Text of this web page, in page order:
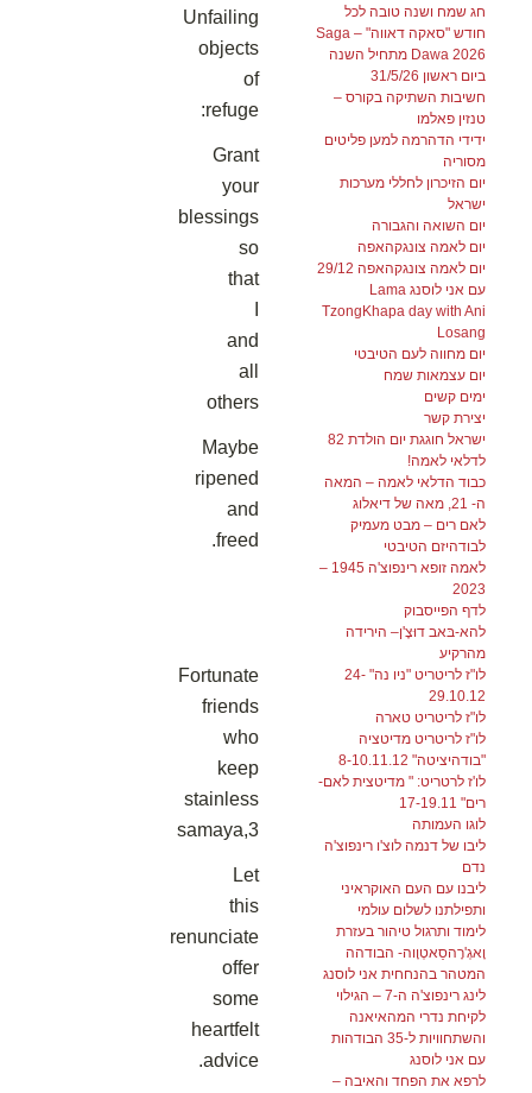
חג שמח ושנה טובה לכל
חודש "סאקה דאווה" – Saga
Dawa 2026 מתחיל השנה
ביום ראשון 31/5/26
חשיבות השתיקה בקורס –
טנזין פאלמו
ידידי הדהרמה למען פליטים
מסוריה
יום הזיכרון לחללי מערכות
ישראל
יום השואה והגבורה
יום לאמה צונגקהאפה
יום לאמה צונגקהאפה 29/12
עם אני לוסנג Lama
TzongKhapa day with Ani
Losang
יום מחווה לעם הטיבטי
יום עצמאות שמח
ימים קשים
יצירת קשר
ישראל חוגגת יום הולדת 82
לדלאי לאמה!
כבוד הדלאי לאמה – המאה
ה- 21, מאה של דיאלוג
לאם רים – מבט מעמיק
לבודהיזם הטיבטי
לאמה זופא רינפוצ'ה 1945 –
2023
לדף הפייסבוק
להא-בּאב דוּצֶ'ן– הירידה
מהרקיע
לו"ז לריטריט "ניו נה" 24-
29.10.12
לו"ז לריטריט טארה
לו"ז לריטריט מדיטציה
"בודהיציטה" 8-10.11.12
לו'ז לרטריט: " מדיטצית לאם-
רים" 17-19.11
לוגו העמותה
ליבו של דנמה לוצ'ו רינפוצ'ה
נדם
ליבנו עם העם האוקראיני
ותפילתנו לשלום עולמי
לימוד ותרגול טיהור בעזרת
וָאגְ'רָהסַאטְוָוה- הבודהה
המטהר בהנחחית אני לוסנג
לינג רינפוצ'ה ה-7 – הגילוי
לקיחת נדרי המהאיאנה
והשתחוויות ל-35 הבודהות
עם אני לוסנג
לרפא את הפחד והאיבה –
Unfailing
objects
of
refuge:
Grant
your
blessings
so
that
and
all
others
Maybe
ripened
and
freed.
Fortunate
friends
who
keep
stainless
samaya,3
Let
this
renunciate
offer
some
heartfelt
advice.